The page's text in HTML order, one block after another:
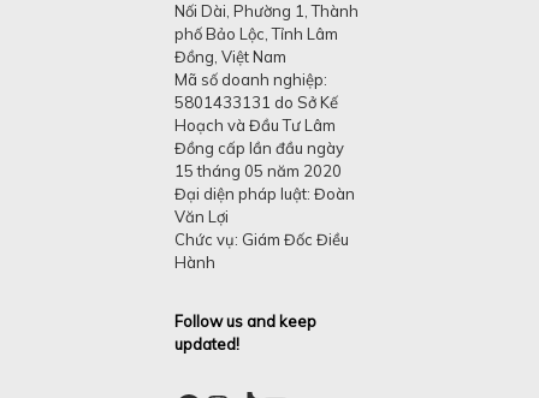
Nối Dài, Phường 1, Thành
phố Bảo Lộc, Tỉnh Lâm
Đồng, Việt Nam
Mã số doanh nghiệp:
5801433131 do Sở Kế
Hoạch và Đầu Tư Lâm
Đồng cấp lần đầu ngày
15 tháng 05 năm 2020
Đại diện pháp luật: Đoàn
Văn Lợi
Chức vụ: Giám Đốc Điều
Hành
Follow us and keep
updated!